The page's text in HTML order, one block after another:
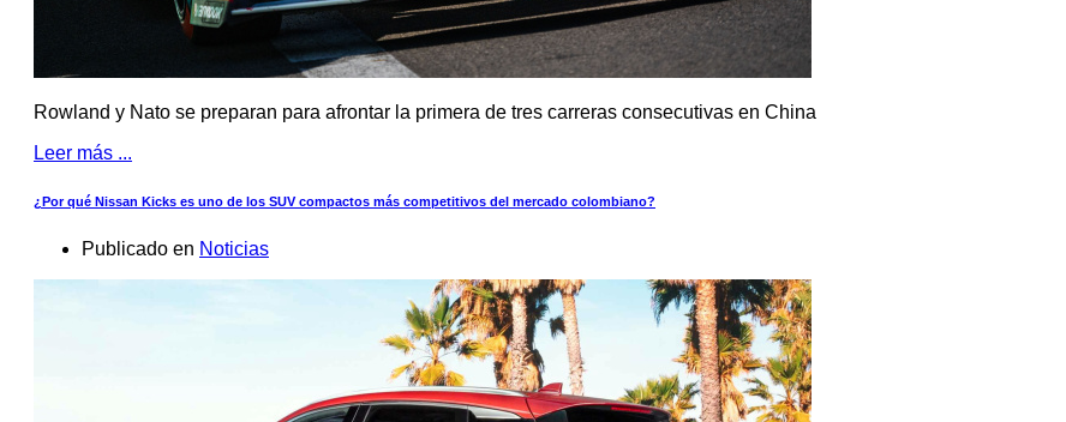
Rowland y Nato se preparan para afrontar la primera de tres carreras consecutivas en China
Leer más ...
¿Por qué Nissan Kicks es uno de los SUV compactos más competitivos del mercado colombiano?
Publicado en Noticias